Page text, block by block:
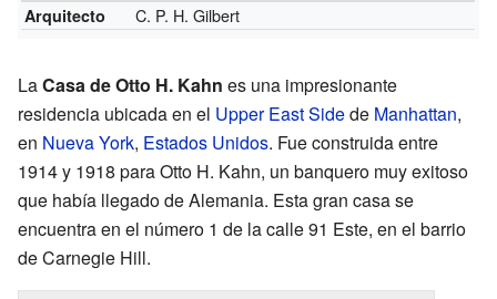
Arquitecto
C. P. H. Gilbert
LaCasa de Otto H. Kahn es una impresionante
residencia ubicada en el Upper East Sidede Manhattan,
en Nueva York, Estados Unidos. Fue construida entre
1914 y 1918 para Otto H. Kahn, un banquero muy exitoso
que había llegado de Alemania. Esta gran casa se
encuentra en el número 1 de la calle 91 Este, en el barrio
de Carnegie Hill.